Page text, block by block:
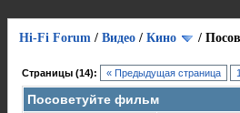
Hi-Fi Forum / Видео / Кино /
Страницы (14): « Предыдущая страница 1
Посоветуйте фильм